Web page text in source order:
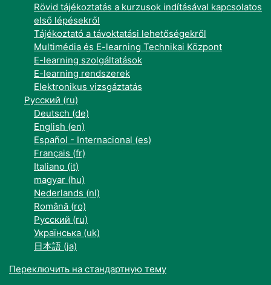
Rövid tájékoztatás a kurzusok indításával kapcsolatos
első lépésekről
Tájékoztató a távoktatási lehetőségekről
Multimédia és E-learning Technikai Központ
E-learning szolgáltatások
E-learning rendszerek
Elektronikus vizsgáztatás
Русский ‎(ru)‎
Deutsch ‎(de)‎
English ‎(en)‎
Español - Internacional ‎(es)‎
Français ‎(fr)‎
Italiano ‎(it)‎
magyar ‎(hu)‎
Nederlands ‎(nl)‎
Română ‎(ro)‎
Русский ‎(ru)‎
Українська ‎(uk)‎
日本語 ‎(ja)‎
Переключить на стандартную тему